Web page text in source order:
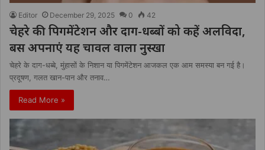
Editor December 29, 2025 0 42
चेहरे की पिगमेंटेशन और दाग-धब्बों को कहें अलविदा,
बस अपनाएं यह चावल वाला नुस्खा
चेहरे के दाग-धब्बे, मुंहासों के निशान या पिगमेंटेशन आजकल एक आम समस्या बन गई है।
प्रदूषण, गलत खान-पान और तनाव…
Read More »